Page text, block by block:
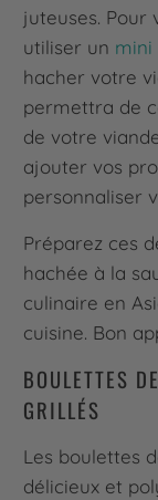
juteuses. Pour
utiliser un mini
hacher votre
permettra de
de votre
ajouter vos
personnaliser
Préparez ces
hachée à la
culinaire en
cuisine. Bon
BOULETTES
GRILLÉS
Les boulettes
délicieux et